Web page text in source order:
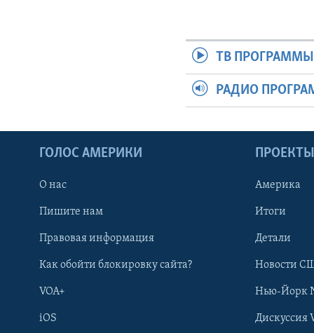
ТВ ПРОГРАММЫ
РАДИО
ГОЛОС АМЕРИКИ
О нас
Пишите нам
Правовая информация
Как обойти блокировку сайта?
VOA+
iOS
ПРОЕКТЫ
Америка
Итоги
Детали
Новости
Нью-Йорк
Дискуссия